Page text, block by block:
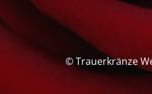
© Trauerkränze